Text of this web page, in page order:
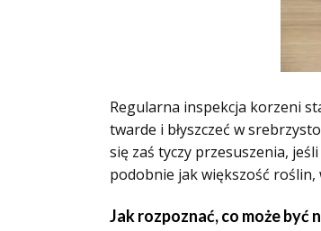
Regularna inspekcja korzeni
twarde i błyszczeć w
się zaś tyczy przesuszenia,
podobnie jak większość
Jak rozpoznać, co może być